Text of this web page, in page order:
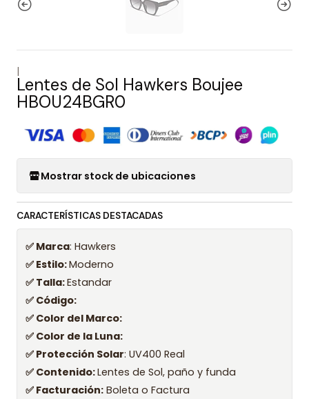
|
Lentes de Sol Hawkers Boujee
HBOU24BGR0
Mostrar stock de ubicaciones
CARACTERÍSTICAS DESTACADAS
✅ Marca: Hawkers
✅ Estilo:Moderno
✅ Talla:Estandar
✅ Código:
✅ Color del Marco:
✅ Color de la Luna:
✅ Protección Solar: UV400 Real
✅ Contenido:Lentes de Sol, paño y funda
✅ Facturación: Boleta o Factura